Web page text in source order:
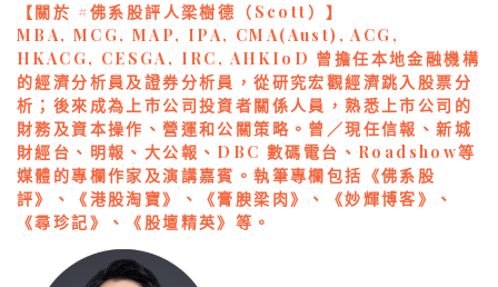
【關於 #佛系股評人梁樹德（Scott）】
MBA, MCG, MAP, IPA, CMA(Aust), ACG,
HKACG, CESGA, IRC, AHKIoD 曾擔任本地金融機構
的經濟分析員及證券分析員，從研究宏觀經濟跳入股票分
析；後來成為上市公司投資者關係人員，熟悉上市公司的
財務及資本操作、營運和公關策略。曾／現任信報、新城
財經台、明報、大公報、DBC 數碼電台、Roadshow等
媒體的專欄作家及演講嘉賓。執筆專欄包括《佛系股
評》、《港股淘寶》、《膏腴梁肉》、《妙輝博客》、
《尋珍記》、《股壇精英》等。